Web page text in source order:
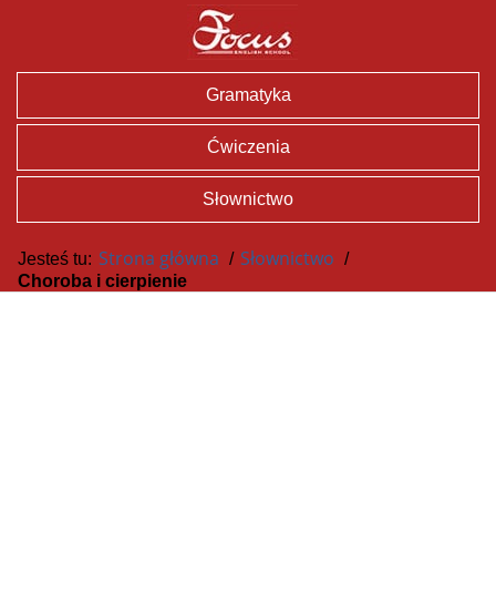
Gramatyka
Ćwiczenia
Słownictwo
Jesteś tu: Strona główna / Słownictwo /
Choroba i cierpienie